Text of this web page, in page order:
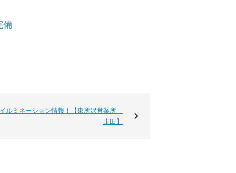
備
ルミネーション情報！【東所沢営業所
上田】